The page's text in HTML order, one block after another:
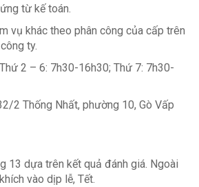
từ kế toán.
vụ khác theo phân công của cấp trên
ty.
Thứ 2 – 6: 7h30-16h30; Thứ 7: 7h30-
2 Thống Nhất, phường 10, Gò Vấp
13 dựa trên kết quả đánh giá. Ngoài
vào dịp lễ, Tết.